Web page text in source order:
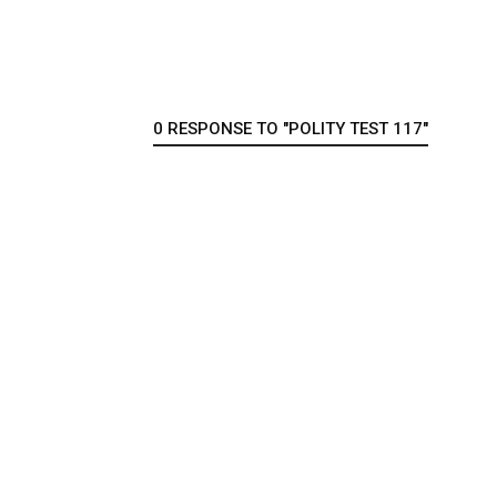
0 RESPONSE TO "POLITY TEST 117"